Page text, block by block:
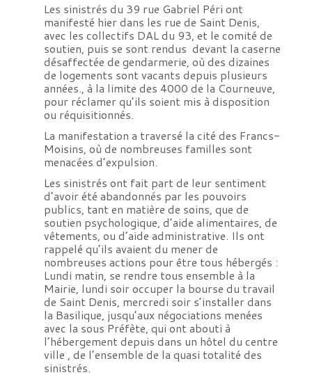
Les sinistrés du 39 rue Gabriel Péri ont
manifesté hier dans les rue de Saint Denis,
avec les collectifs DAL du 93, et le comité de
soutien, puis se sont rendus devant la caserne
désaffectée de gendarmerie, où des dizaines
de logements sont vacants depuis plusieurs
années., à la limite des 4000 de la Courneuve,
pour réclamer qu’ils soient mis à disposition
ou réquisitionnés.
La manifestation a traversé la cité des Francs-
Moisins, où de nombreuses familles sont
menacées d’expulsion.
Les sinistrés ont fait part de leur sentiment
d’avoir été abandonnés par les pouvoirs
publics, tant en matière de soins, que de
soutien psychologique, d’aide alimentaires, de
vêtements, ou d’aide administrative. Ils ont
rappelé qu’ils avaient du mener de
nombreuses actions pour être tous hébergés :
Lundi matin, se rendre tous ensemble à la
Mairie, lundi soir occuper la bourse du travail
de Saint Denis, mercredi soir s’installer dans
la Basilique, jusqu’aux négociations menées
avec la sous Préfète, qui ont abouti à
l’hébergement depuis dans un hôtel du centre
ville , de l’ensemble de la quasi totalité des
sinistrés.